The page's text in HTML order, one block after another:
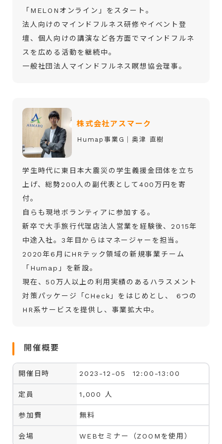
「MELONオンライン」をスタート。
法人向けのマインドフルネス研修やイベント登
壇、個人向けの講演など各方面でマインドフルネ
スを広める活動を継続中。
一般社団法人マインドフルネス瞑想協会理事。
株式会社アスマーク
Humap事業G│奥津 直樹
学生時代に東日本大震災の学生義援金団体を立ち
上げ、総勢200人の副代表として400万円を寄
付。
自らも現地ボランティアに参加する。
新卒で大手旅行代理店法人営業を経験後、2015年
中途入社。3年目からはマネージャーを担当。
2020年6月にHRテック領域の新規事業チーム
「Humap」を新設。
現在、50万人以上の利用実績のあるハラスメント
対策パッケージ「CHeck」をはじめとし、 6つの
HR系サービスを提供し、事業拡大中。
開催概要
開催日時 2023-12-05 12:00-13:00
定員 1,000 人
参加費 無料
会場 WEBセミナー（ZOOMを使用）